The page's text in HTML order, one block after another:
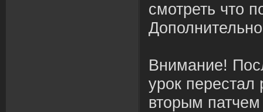
смотреть что
Дополнительно
Внимание!
урок перестал
вторым